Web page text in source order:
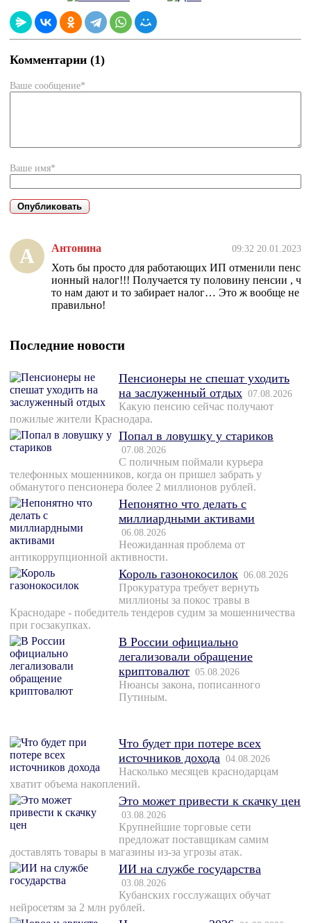
Комментарии (1)
Ваше сообщение*
Ваше имя*
А Антонина 09:32 20.01.2023
Хоть бы просто для работающих ИП отменили пенс
ионный налог!!! Получается ту половину пенсии , ч
то нам дают и то забирает налог… Это ж вообще не
правильно!
Последние новости
Пенсионеры не спешат уходить
на заслуженный отдых 07.08.2026
Какую пенсию сейчас получают
пожилые жители Краснодара.
Попал в ловушку у стариков
07.08.2026
С поличным поймали курьера
телефонных мошенников, когда он пришел забрать у
обманутого пенсионера более 2 миллионов рублей.
Непонятно что делать с
миллиардными активами
06.08.2026
Неожиданная проблема от
антикоррупционной активности.
Король газонокосилок 06.08.2026
Прокуратура требует вернуть
миллионы за покос травы в
Краснодаре - победитель тендеров судим за мошенничества
при госзакупках.
В России официально
легализовали обращение
криптовалют 05.08.2026
Нюансы закона, пописанного
Путиным.
Что будет при потере всех
источников дохода 04.08.2026
Насколько месяцев краснодарцам
хватит объема накоплений.
Это может привести к скачку цен
03.08.2026
Крупнейшие торговые сети
предложат поставщикам самим
доставлять товары в магазины из-за угрозы атак.
ИИ на службе государства
03.08.2026
Кубанских госслужащих обучат
нейросетям за 2 млн рублей.